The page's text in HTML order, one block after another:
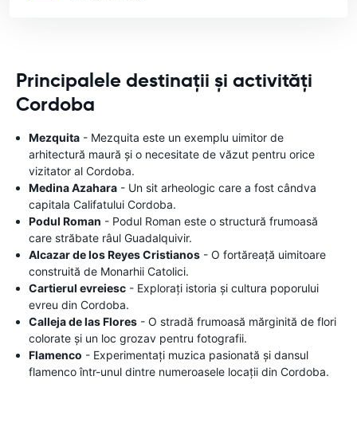
Principalele destinații și activități
Cordoba
Mezquita - Mezquita este un exemplu uimitor de
arhitectură maură și o necesitate de văzut pentru orice
vizitator al Cordoba.
Medina Azahara - Un sit arheologic care a fost cândva
capitala Califatului Cordoba.
Podul Roman - Podul Roman este o structură frumoasă
care străbate râul Guadalquivir.
Alcazar de los Reyes Cristianos - O fortăreață uimitoare
construită de Monarhii Catolici.
Cartierul evreiesc - Explorați istoria și cultura poporului
evreu din Cordoba.
Calleja de las Flores - O stradă frumoasă mărginită de flori
colorate și un loc grozav pentru fotografii.
Flamenco - Experimentați muzica pasionată și dansul
flamenco într-unul dintre numeroasele locații din Cordoba.